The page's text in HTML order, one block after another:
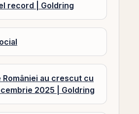
record | Goldring
României au crescut cu
2025 | Goldring